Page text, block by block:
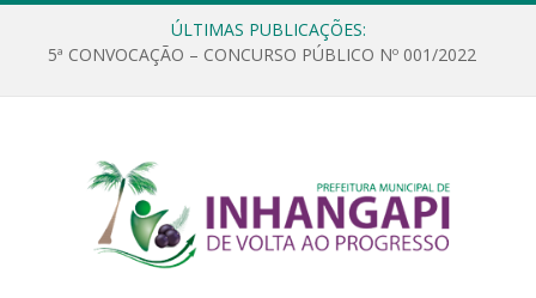
ÚLTIMAS PUBLICAÇÕES:
5ª CONVOCAÇÃO – CONCURSO PÚBLICO Nº 001/2022